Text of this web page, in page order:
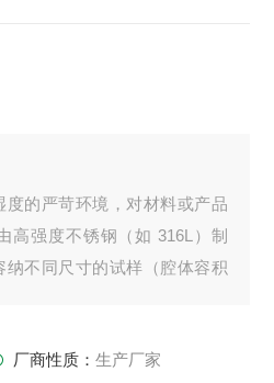
的严苛环境，对材料或产品
高强度不锈钢（如 316L）制
不同尺寸的试样（腔体容积
厂商性质： 生产厂家